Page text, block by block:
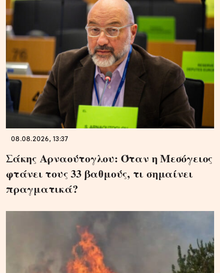
08.08.2026, 13:37
Σάκης Αρναούτογλου: Όταν η Μεσόγειος
φτάνει τους 33 βαθμούς, τι σημαίνει
πραγματικά?